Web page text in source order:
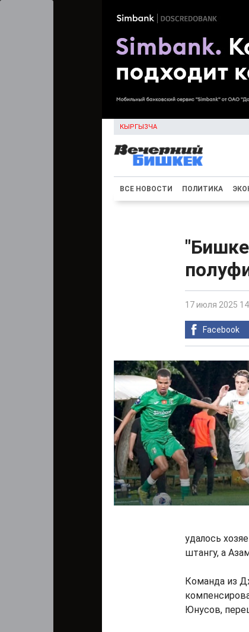
КЫРГЫЗЧА
ВСЕ НОВОСТИ ПОЛИТИКА
17 июля 2025
Facebook
удалось
штангу, а
Команда из
Юнусов,